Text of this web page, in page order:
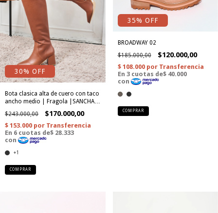
30% OFF
Bota clasica alta de cuero con taco
ancho medio | Fragola |SANCHA
$243.000,00 $170.000,00
+1
COMPRAR
35% OFF
BROADWAY 02
$185.000,00
$120.000,00
COMPRAR